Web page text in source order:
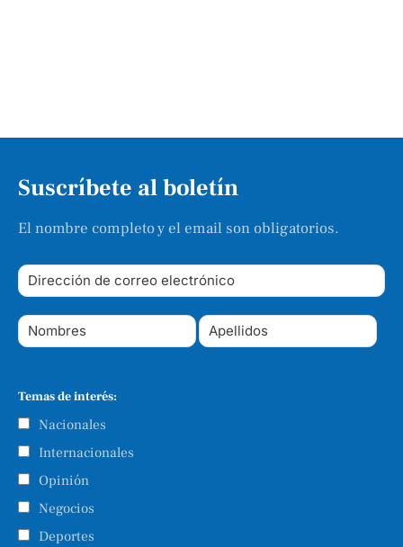
Suscríbete al boletín
El nombre completo y el email son obligatorios.
Temas de interés:
Nacionales
Internacionales
Opinión
Negocios
Deportes